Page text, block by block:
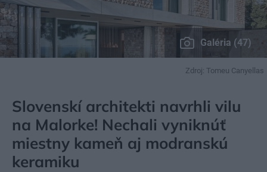
Galéria (47)
Zdroj: Tomeu Canyellas
Slovenskí architekti navrhli vilu
na Malorke! Nechali vyniknúť
miestny kameň aj modranskú
keramiku